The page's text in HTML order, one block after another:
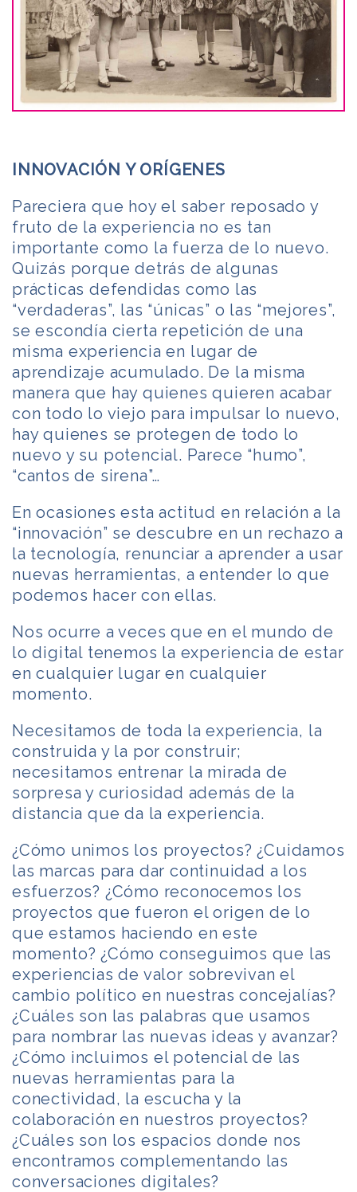
INNOVACIÓN Y ORÍGENES
Pareciera que hoy el saber reposado y
fruto de la experiencia no es tan
importante como la fuerza de lo nuevo.
Quizás porque detrás de algunas
prácticas defendidas como las
“verdaderas”, las “únicas” o las “mejores”,
se escondía cierta repetición de una
misma experiencia en lugar de
aprendizaje acumulado. De la misma
manera que hay quienes quieren acabar
con todo lo viejo para impulsar lo nuevo,
hay quienes se protegen de todo lo
nuevo y su potencial. Parece “humo”,
“cantos de sirena”…
En ocasiones esta actitud en relación a la
“innovación” se descubre en un rechazo a
la tecnología, renunciar a aprender a usar
nuevas herramientas, a entender lo que
podemos hacer con ellas.
Nos ocurre a veces que en el mundo de
lo digital tenemos la experiencia de estar
en cualquier lugar en cualquier
momento.
Necesitamos de toda la experiencia, la
construida y la por construir;
necesitamos entrenar la mirada de
sorpresa y curiosidad además de la
distancia que da la experiencia.
¿Cómo unimos los proyectos? ¿Cuidamos
las marcas para dar continuidad a los
esfuerzos? ¿Cómo reconocemos los
proyectos que fueron el origen de lo
que estamos haciendo en este
momento? ¿Cómo conseguimos que las
experiencias de valor sobrevivan el
cambio político en nuestras concejalías?
¿Cuáles son las palabras que usamos
para nombrar las nuevas ideas y avanzar?
¿Cómo incluimos el potencial de las
nuevas herramientas para la
conectividad, la escucha y la
colaboración en nuestros proyectos?
¿Cuáles son los espacios donde nos
encontramos complementando las
conversaciones digitales?